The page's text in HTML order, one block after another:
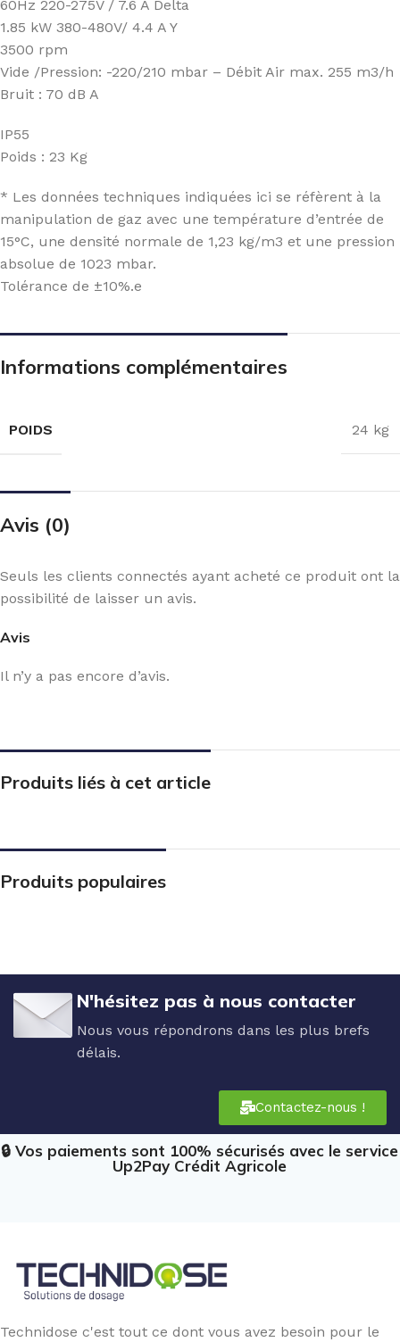
60Hz 220-275V / 7.6 A Delta
1.85 kW 380-480V/ 4.4 A Y
3500 rpm
Vide /Pression: -220/210 mbar – Débit Air max. 255 m3/h
Bruit : 70 dB A
IP55
Poids : 23 Kg
* Les données techniques indiquées ici se réfèrent à la
manipulation de gaz avec une température d’entrée de
15°C, une densité normale de 1,23 kg/m3 et une pression
absolue de 1023 mbar.
Tolérance de ±10%.e
Informations complémentaires
POIDS 24 kg
Avis (0)
Avis
Il n’y a pas encore d’avis.
Seuls les clients connectés ayant acheté ce produit ont la
possibilité de laisser un avis.
Produits liés à cet article
Produits populaires
N'hésitez pas à nous contacter
Nous vous répondrons dans les plus brefs
délais.
Contactez-nous !
🔒 Vos paiements sont 100% sécurisés avec le service
Up2Pay Crédit Agricole
Technidose c'est tout ce dont vous avez besoin pour le